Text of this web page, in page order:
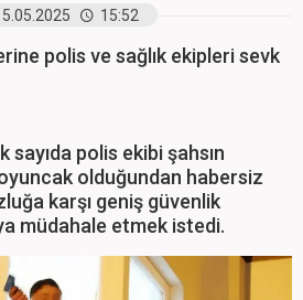
15:52
polis ve sağlık ekipleri sevk
sayıda polis ekibi şahsın
olduğundan habersiz
karşı geniş güvenlik
müdahale etmek istedi.